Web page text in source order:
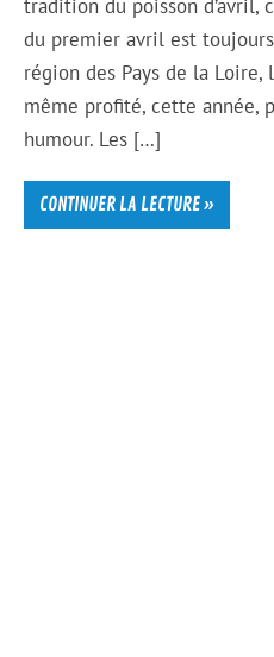
tradition du poisson
du premier avril est
région des Pays de la
même profité, cette année,
humour. Les […]
CONTINUER LA LECTURE »